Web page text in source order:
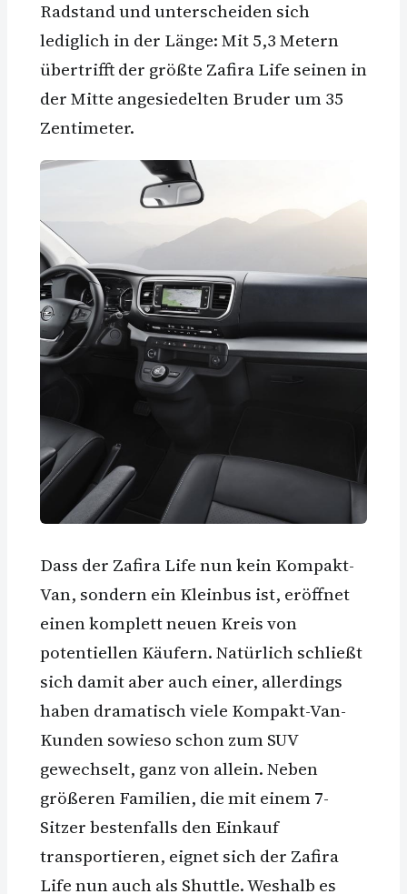
Radstand und unterscheiden sich
lediglich in der Länge: Mit 5,3 Metern
übertrifft der größte Zafira Life seinen in
der Mitte angesiedelten Bruder um 35
Zentimeter.
Dass der Zafira Life nun kein Kompakt-
Van, sondern ein Kleinbus ist, eröffnet
einen komplett neuen Kreis von
potentiellen Käufern. Natürlich schließt
sich damit aber auch einer, allerdings
haben dramatisch viele Kompakt-Van-
Kunden sowieso schon zum SUV
gewechselt, ganz von allein. Neben
größeren Familien, die mit einem 7-
Sitzer bestenfalls den Einkauf
transportieren, eignet sich der Zafira
Life nun auch als Shuttle. Weshalb es